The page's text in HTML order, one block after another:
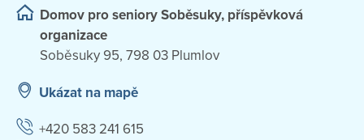
Domov pro seniory Soběsuky, příspěvková
organizace
Soběsuky 95, 798 03 Plumlov
Ukázat na mapě
+420 583 241 615